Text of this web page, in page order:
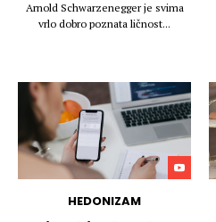
Arnold Schwarzenegger je svima
vrlo dobro poznata ličnost...
HEDONIZAM